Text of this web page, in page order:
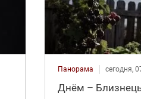
Панорама сегодня,
Днём –